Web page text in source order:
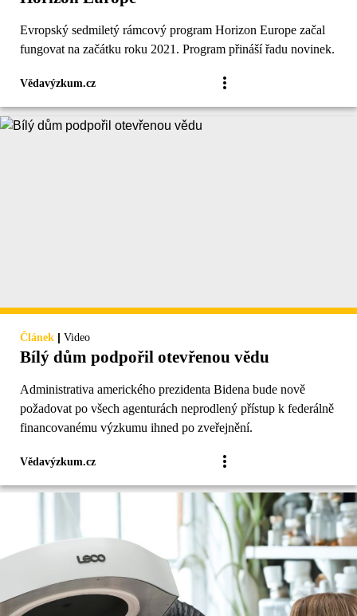
Evropský sedmiletý rámcový program Horizon Europe začal
fungovat na začátku roku 2021. Program přináší řadu novinek.
Vědavýzkum.cz
Článek | Video
Bílý dům podpořil otevřenou vědu
Administrativa amerického prezidenta Bidena bude nově
požadovat po všech agenturách neprodlený přístup k federálně
financovanému výzkumu ihned po zveřejnění.
Vědavýzkum.cz